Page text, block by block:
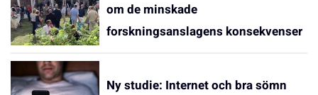
om de minskade
forskningsanslagens konsekvenser
Ny studie: Internet och bra sömn